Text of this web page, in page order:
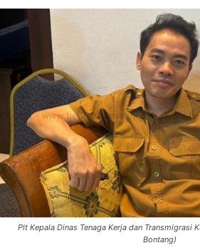
Plt Kepala Dinas Tenaga Kerja dan Transmigrasi
Bontang)